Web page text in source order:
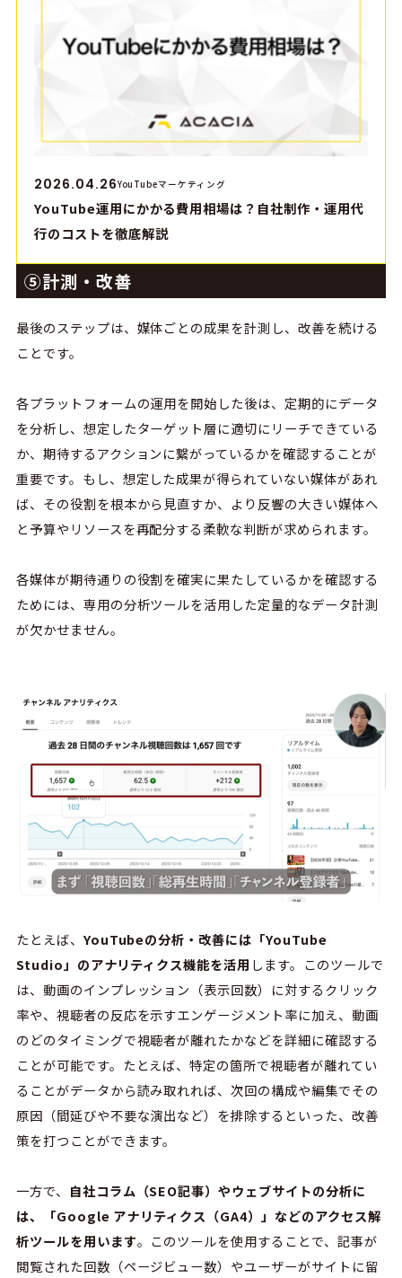
2026.04.26YouTubeマーケティング
YouTube運用にかかる費用相場は？自社制作・運用代
行のコストを徹底解説
⑤計測・改善
最後のステップは、媒体ごとの成果を計測し、改善を続ける
ことです。
各プラットフォームの運用を開始した後は、定期的にデータ
を分析し、想定したターゲット層に適切にリーチできている
か、期待するアクションに繋がっているかを確認することが
重要です。もし、想定した成果が得られていない媒体があれ
ば、その役割を根本から見直すか、より反響の大きい媒体へ
と予算やリソースを再配分する柔軟な判断が求められます。
各媒体が期待通りの役割を確実に果たしているかを確認する
ためには、専用の分析ツールを活用した定量的なデータ計測
が欠かせません。
たとえば、 YouTubeの分析・改善には「YouTube
Studio」のアナリティクス機能を活用 します。このツールで
は、動画のインプレッション（表示回数）に対するクリック
率や、視聴者の反応を示すエンゲージメント率に加え、動画
のどのタイミングで視聴者が離れたかなどを詳細に確認する
ことが可能です。たとえば、特定の箇所で視聴者が離れてい
ることがデータから読み取れれば、次回の構成や編集でその
原因（間延びや不要な演出など）を排除するといった、改善
策を打つことができます。
一方で、
自社コラム（SEO記事）やウェブサイトの分析に
は、「Google アナリティクス（GA4）」などのアクセス解
析ツールを用います。このツールを使用することで、記事が
閲覧された回数（ページビュー数）やユーザーがサイトに留